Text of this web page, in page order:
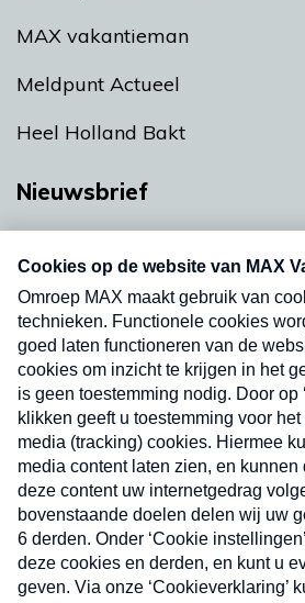
MAX vakantieman
Meldpunt Actueel
Heel Holland Bakt
Nieuwsbrief
nieuwsbrief. Elke vrijdag- en
uw mailbox.
Nieuwsbrief